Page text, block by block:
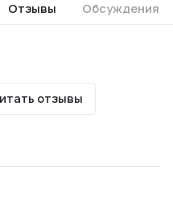
Отзывы Обсуждения
отзывы